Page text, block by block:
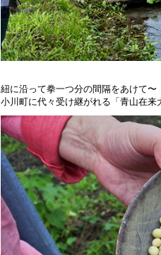
紐に沿って拳一つ分の間隔をあけて
小川町に代々受け継がれる「青山在来